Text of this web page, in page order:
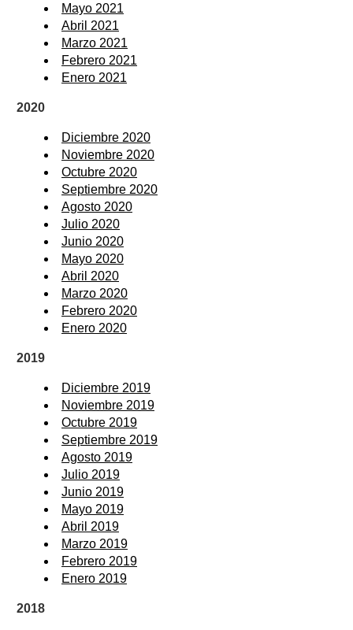
Mayo 2021
Abril 2021
Marzo 2021
Febrero 2021
Enero 2021
2020
Diciembre 2020
Noviembre 2020
Octubre 2020
Septiembre 2020
Agosto 2020
Julio 2020
Junio 2020
Mayo 2020
Abril 2020
Marzo 2020
Febrero 2020
Enero 2020
2019
Diciembre 2019
Noviembre 2019
Octubre 2019
Septiembre 2019
Agosto 2019
Julio 2019
Junio 2019
Mayo 2019
Abril 2019
Marzo 2019
Febrero 2019
Enero 2019
2018